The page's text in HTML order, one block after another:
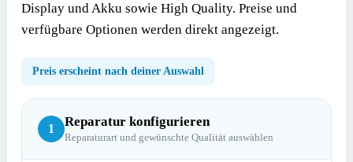
Display und Akku sowie High Quality. Preise und
verfügbare Optionen werden direkt angezeigt.
Preis erscheint nach deiner Auswahl
1 Reparatur konfigurieren
Reparaturart und gewünschte Qualität auswählen